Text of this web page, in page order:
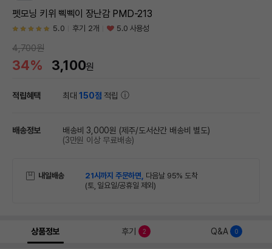
펫모닝 키위 삑삑이 장난감 PMD-213
5.0 후기 2개 5.0 사용성
4,700원
34% 3,100원
적립혜택 최대150점 적립
배송정보 배송비 3,000원 (제주/도서산간 배송비 별도)
(3만원 이상 무료배송)
내일배송 21시까지 주문하면, 다음날 95% 도착
(토, 일요일/공휴일 제외)
상품정보 후기 2 Q&A 0